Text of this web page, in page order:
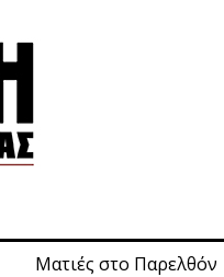
Ματιές στο Παρελθόν